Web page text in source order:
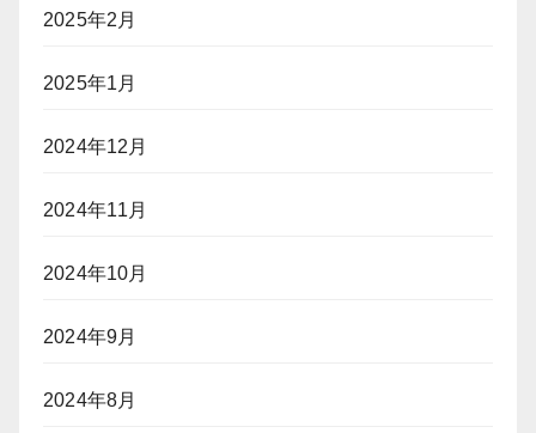
2025年2月
2025年1月
2024年12月
2024年11月
2024年10月
2024年9月
2024年8月